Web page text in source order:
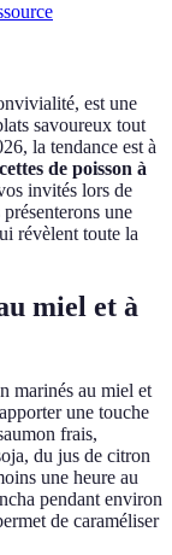
est une
savoureux tout
la tendance est à
de poisson à
invités lors de
une
révèlent toute la
miel et à
marinés au miel et
une touche
frais,
du jus de citron
une heure au
pendant environ
de caraméliser